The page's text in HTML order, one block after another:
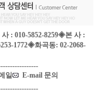
: 010-5852-8259◈본 사 :
1772◈화곡동: 02-2068-
일
E-mail 문의